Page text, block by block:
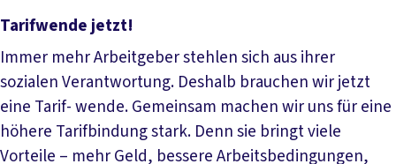
Tarifwende jetzt!
Immer mehr Arbeitgeber stehlen sich aus ihrer
sozialen Verantwortung. Deshalb brauchen wir jetzt
eine Tarif- wende. Gemeinsam machen wir uns für eine
höhere Tarifbindung stark. Denn sie bringt viele
Vorteile – mehr Geld, bessere Arbeitsbedingungen,